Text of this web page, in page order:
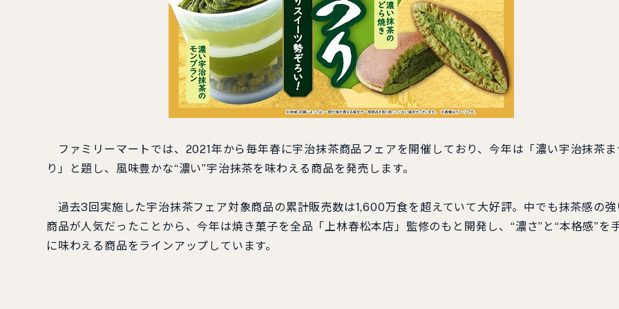
ファミリーマートでは、2021年から毎年春に宇治抹茶商品フェアを開催しており、今年は「濃い宇治抹茶ま
り」と題し、風味豊かな“濃い”宇治抹茶を味わえる商品を発売します。
過去3回実施した宇治抹茶フェア対象商品の累計販売数は1,600万食を超えていて大好評。中でも抹茶感の強
商品が人気だったことから、今年は焼き菓子を全品「上林春松本店」監修のもと開発し、“濃さ”と“本格感”を
に味わえる商品をラインアップしています。